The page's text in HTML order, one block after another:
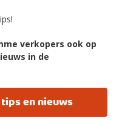
verkopers ook op
in de
en nieuws